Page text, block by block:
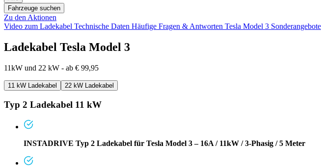
Fahrzeuge suchen
Zu den Aktionen
Video zum Ladekabel Technische Daten Häufige Fragen & Antworten Tesla Model 3 Sonderangebote
Ladekabel Tesla Model 3
11kW und 22 kW - ab € 99,95
11 kW Ladekabel 22 kW Ladekabel
Typ 2 Ladekabel 11 kW
INSTADRIVE Typ 2 Ladekabel für Tesla Model 3 – 16A / 11kW / 3-Phasig / 5 Meter